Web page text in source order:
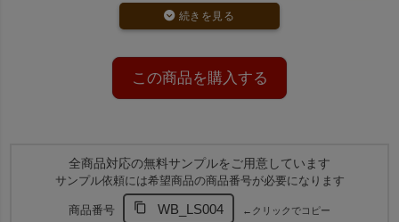
アレンジ自由！リボンで華やかに
別売りのカットリボンやシールで口を留めれば、簡単に華や
この商品を購入する
全商品対応の無料サンプルをご用意しています
サンプル依頼には希望商品の商品番号が必要になります
商品番号 WB_LS004 ←クリックでコピー